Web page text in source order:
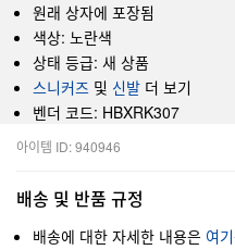
원래 상자에 포장됨
색상: 노란색
상태 등급: 새 상품
스니커즈 및 신발 더 보기
벤더 코드: HBXRK307
아이템 ID: 940946
배송 및 반품 규정
배송에 대한 자세한 내용은 여기